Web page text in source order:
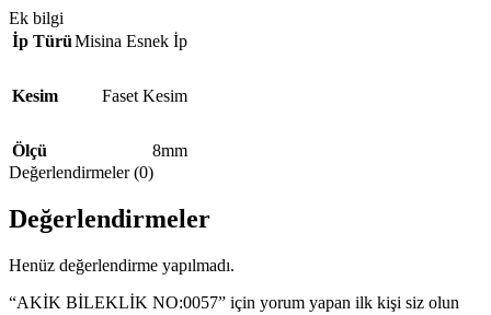
Ek bilgi
İp TürüMisina Esnek İp
Kesim Faset Kesim
Ölçü
8mm
Değerlendirmeler (0)
Değerlendirmeler
Henüz değerlendirme yapılmadı.
“AKİK BİLEKLİK NO:0057” için yorum yapan ilk kişi siz olun